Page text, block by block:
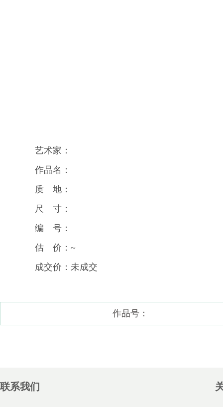
艺术家：
作品名：
质 地：
尺 寸：
编 号：
估 价：~
成交价：未成交
作品号：
联系我们